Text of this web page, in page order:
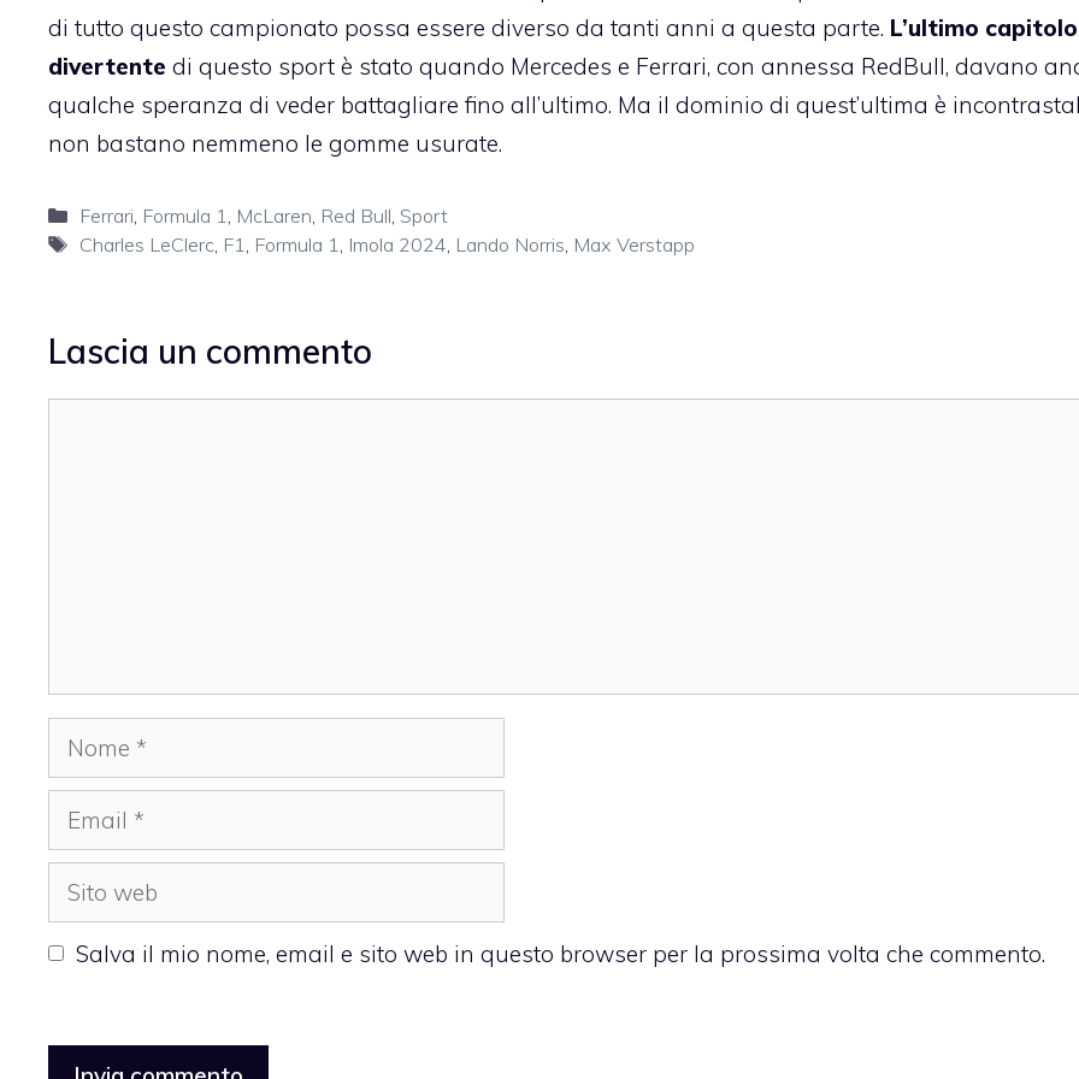
di tutto questo campionato possa essere diverso da tanti anni a questa parte. L’ultimo capitolo
divertente di questo sport è stato quando Mercedes e Ferrari, con annessa RedBull, davano
qualche speranza di veder battagliare fino all’ultimo. Ma il dominio di quest’ultima è
non bastano nemmeno le gomme usurate.
Categorie
Ferrari Formula 1 McLaren Red Bull Sport
Tag
Charles LeClerc, F1 Formula 1 Imola 2024 Lando Norris Max Verstapp
Lascia un commento
Nome
Email
Sito
web
Salva il mio nome, email e sito web in questo browser per la prossima volta che commento.